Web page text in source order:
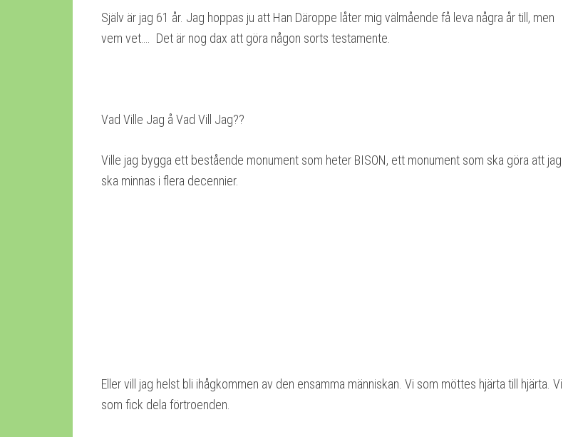
Själv är jag 61 år. Jag hoppas ju att Han Däroppe låter mig välmående få leva några år till, men
vem vet…. Det är nog dax att göra någon sorts testamente.
Vad Ville Jag å Vad Vill Jag??
Ville jag bygga ett bestående monument som heter BISON, ett monument som ska göra att jag
ska minnas i flera decennier.
Eller vill jag helst bli ihågkommen av den ensamma människan. Vi som möttes hjärta till hjärta. Vi
som fick dela förtroenden.